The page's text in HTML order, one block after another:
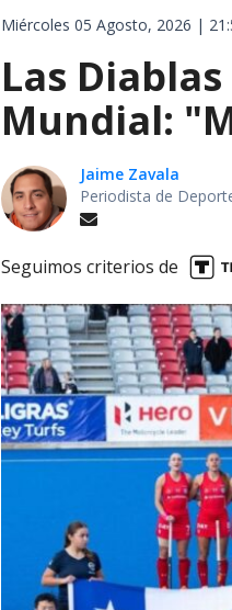
Miércoles 05 Agosto, 2026 |
Las
Mundial:
Jaime Zavala
Periodista de
Seguimos criterios de